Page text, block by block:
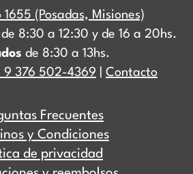
1655 (Posadas, Misiones)
de 8:30 a 12:30 y de 16 a 20hs.
de 8:30 a 13hs.
9 376 502-4369 Contacto
Frecuentes
y Condiciones
de privacidad